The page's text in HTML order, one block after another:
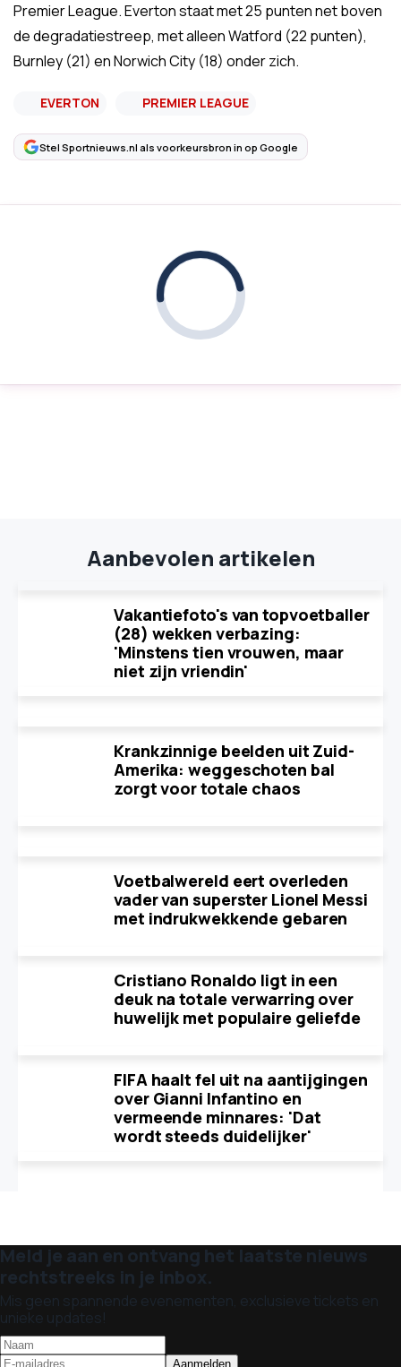
Premier League. Everton staat met 25 punten net boven
de degradatiestreep, met alleen Watford (22 punten),
Burnley (21) en Norwich City (18) onder zich.
EVERTON PREMIER LEAGUE
Stel Sportnieuws.nl als voorkeursbron in op Google
Aanbevolen artikelen
Vakantiefoto's van topvoetballer
(28) wekken verbazing:
'Minstens tien vrouwen, maar
niet zijn vriendin'
Krankzinnige beelden uit Zuid-
Amerika: weggeschoten bal
zorgt voor totale chaos
Voetbalwereld eert overleden
vader van superster Lionel Messi
met indrukwekkende gebaren
Cristiano Ronaldo ligt in een
deuk na totale verwarring over
huwelijk met populaire geliefde
FIFA haalt fel uit na aantijgingen
over Gianni Infantino en
vermeende minnares: 'Dat
wordt steeds duidelijker'
Meld je aan en ontvang het laatste nieuws
rechtstreeks in je inbox.
Mis geen spannende evenementen, exclusieve tickets en
unieke updates!